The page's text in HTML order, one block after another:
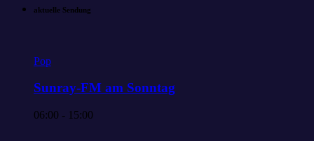
aktuelle Sendung
Pop
Sunray-FM am Sonntag
06:00 - 15:00